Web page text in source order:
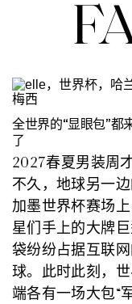
全世界的“显眼包”都
了
2027春夏男装周
不久，地球另一
加墨世界杯赛场
星们手上的大牌
袋纷纷占据互联
球。此时此刻，
端各有一场大包“